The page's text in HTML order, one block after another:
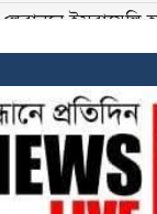
লেবাননে ইসরায়েলি
৬০ দিনের জন্য হরমুজ
মওকুফ ঘোষণা
ইরানের সব বন্দরে
অবরোধ প্রত্যাহার করল